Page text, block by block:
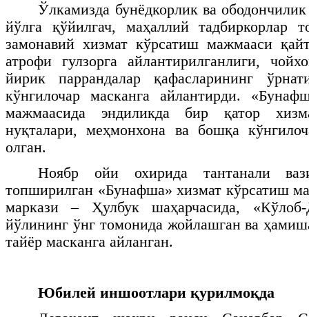
Ўлкамизда бунёдкорлик ва
йўлга қўйилгач, маҳаллий тадбиркорлар
замонавий хизмат кўрсатиш мажмааси
атрофи гулзорга айлантирилганлиги,
йирик паррандалар қафасларининг
кўнгилочар масканга айлантирди.
мажмаасида эндиликда бир қатор
нуқталари, меҳмонхона ва бошқа
олган.
Ноябр ойи охирида тантанали
топширилган «Бунафша» хизмат кўрсатиш
маркази – Ҳулбук шаҳарчасида, «Кўлоб-
йўлининг ўнг томонида жойлашган ва
тайёр масканга айланган.
Юбилей иншоотлари қурилмоқда